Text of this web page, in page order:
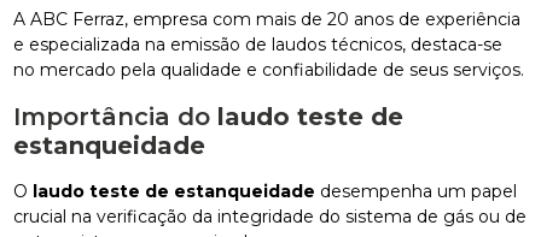
A ABC Ferraz, empresa com mais de 20 anos de experiência
e especializada na emissão de laudos técnicos, destaca-se
no mercado pela qualidade e confiabilidade de seus serviços.
Importância do laudo teste de
estanqueidade
O laudo teste de estanqueidade desempenha um papel
crucial na verificação da integridade do sistema de gás ou de